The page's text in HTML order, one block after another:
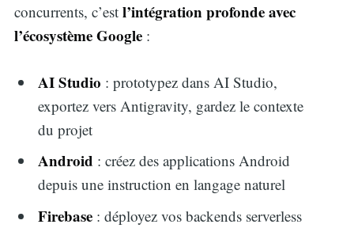
concurrents, c’est l’intégration profonde avec
l’écosystème Google:
AI Studio : prototypez dans AI Studio,
exportez vers Antigravity, gardez le contexte
du projet
Android : créez des applications Android
depuis une instruction en langage naturel
Firebase : déployez vos backends serverless